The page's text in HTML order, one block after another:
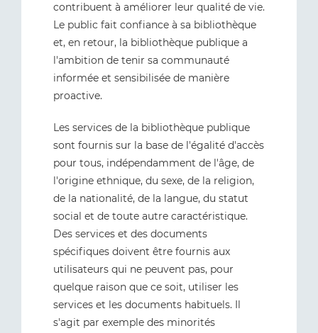
contribuent à améliorer leur qualité de vie.
Le public fait confiance à sa bibliothèque
et, en retour, la bibliothèque publique a
l'ambition de tenir sa communauté
informée et sensibilisée de manière
proactive.
Les services de la bibliothèque publique
sont fournis sur la base de l'égalité d'accès
pour tous, indépendamment de l'âge, de
l'origine ethnique, du sexe, de la religion,
de la nationalité, de la langue, du statut
social et de toute autre caractéristique.
Des services et des documents
spécifiques doivent être fournis aux
utilisateurs qui ne peuvent pas, pour
quelque raison que ce soit, utiliser les
services et les documents habituels. Il
s'agit par exemple des minorités